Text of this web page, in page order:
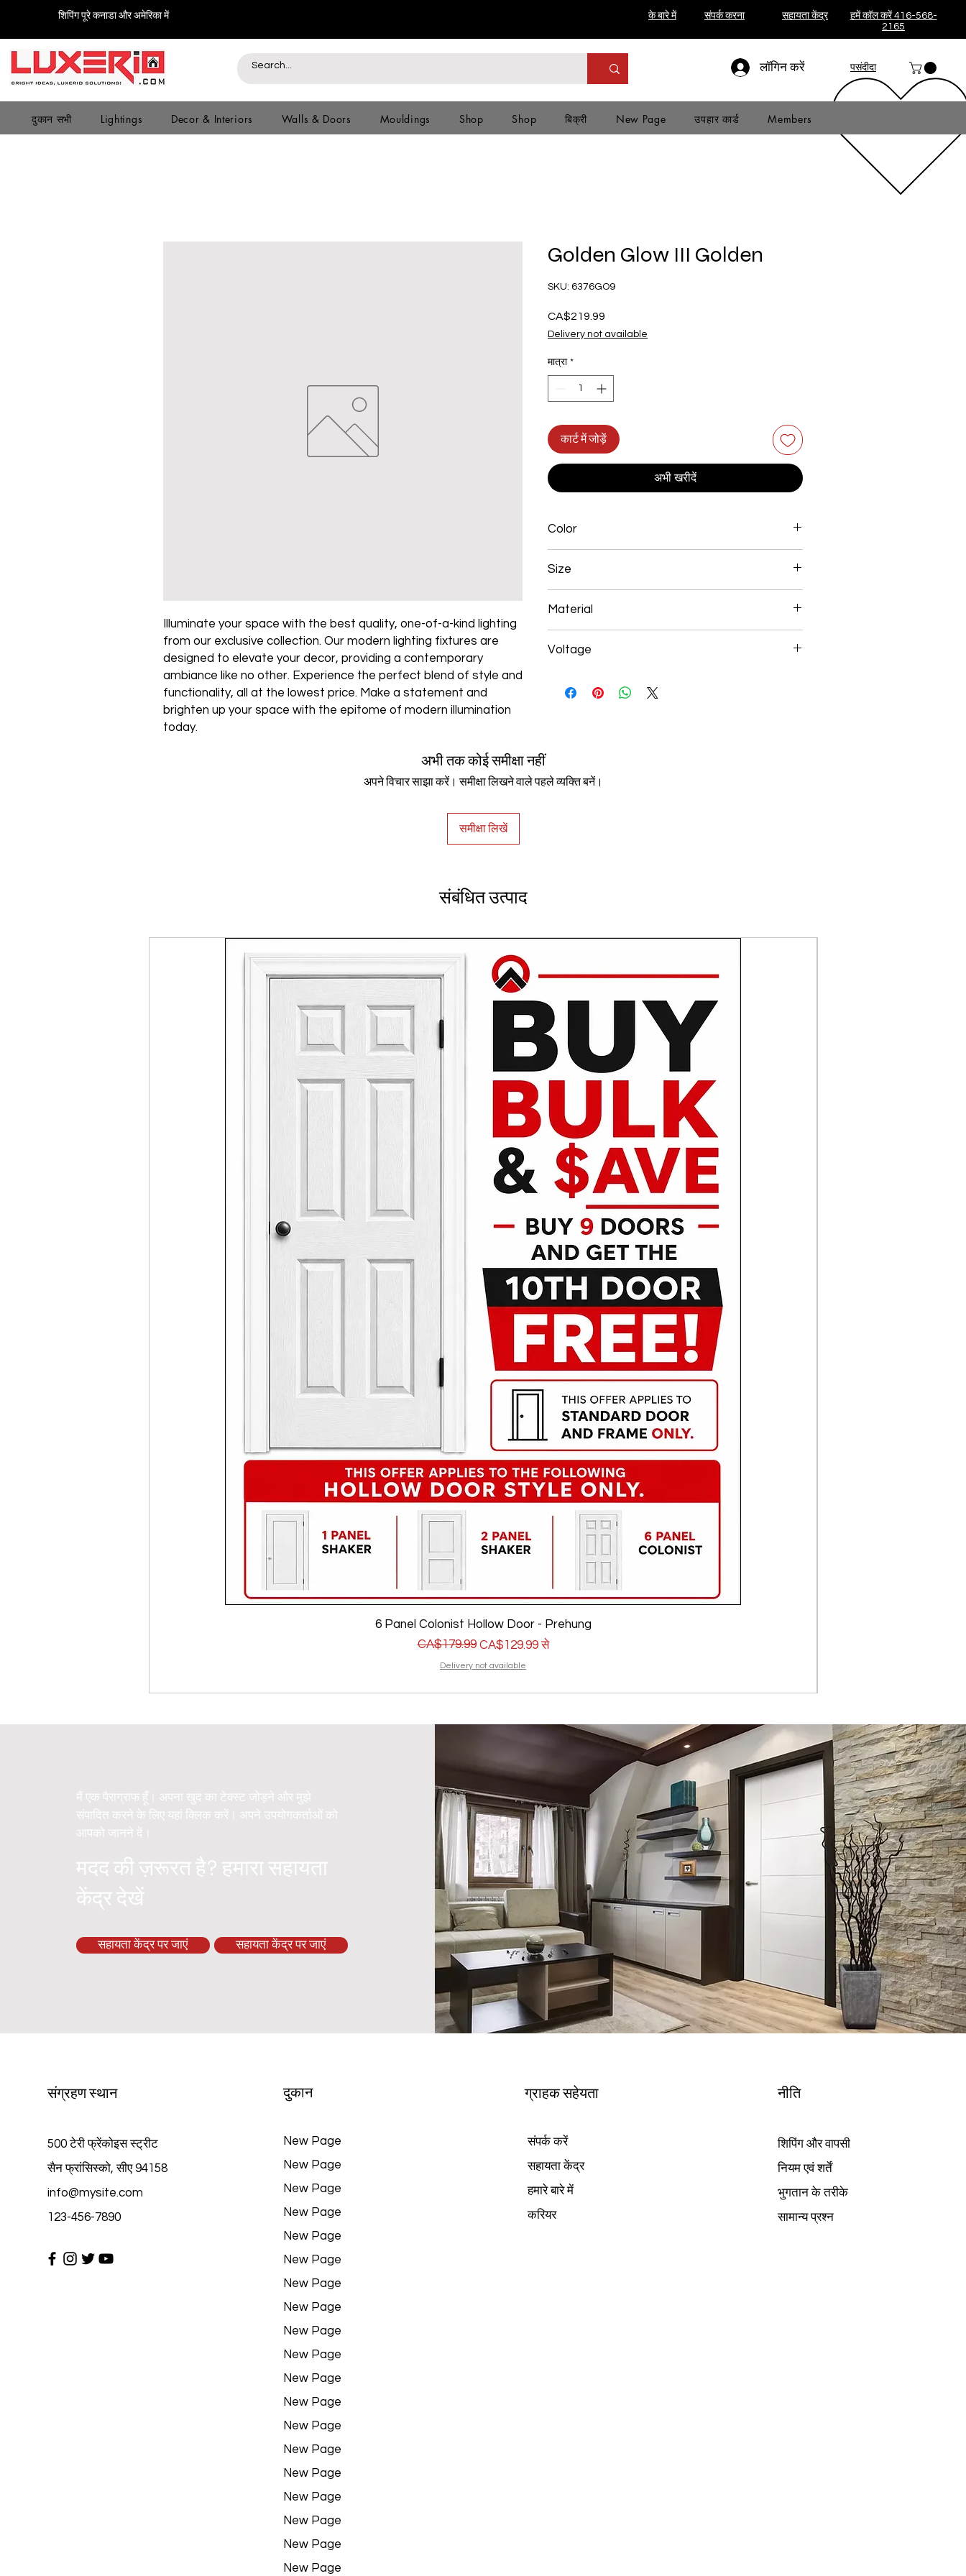
शिपिंग पूरे कनाडा और अमेरिका में के बारे में संपर्क करना सहायता केंद्र
हमें कॉल करें 416-568-
2165
लॉगिन करें पसंदीदा
दुकान सभी Lightings Decor & Interiors Walls & Doors Mouldings Shop Shop बिक्री New Page उपहार कार्ड Members
Illuminate your space with the best quality, one-of-a-kind lighting
from our exclusive collection. Our modern lighting fixtures are
designed to elevate your decor, providing a contemporary
ambiance like no other. Experience the perfect blend of style and
functionality, all at the lowest price. Make a statement and
brighten up your space with the epitome of modern illumination
today.
Golden Glow III Golden
SKU: 6376GO9
CA$219.99
Delivery not available
मात्रा *
कार्ट में जोड़ें
अभी खरीदें
Color
Size
Material
Voltage
अभी तक कोई समीक्षा नहीं
अपने विचार साझा करें। समीक्षा लिखने वाले पहले व्यक्ति बनें।
समीक्षा लिखें
संबंधित उत्पाद
6 Panel Colonist Hollow Door - Prehung
नियमित मूल्य
CA$179.99 CA$129.99से
बिक्री मूल्य
Delivery not available
मैं एक पैराग्राफ हूँ। अपना खुद का टेक्स्ट जोड़ने और मुझे
संपादित करने के लिए यहां क्लिक करें। अपने उपयोगकर्ताओं को
आपको जानने दें।
मदद की ज़रूरत है? हमारा सहायता
केंद्र देखें
सहायता केंद्र पर जाएं सहायता केंद्र पर जाएं
संग्रहण स्थान
500 टेरी फ्रेंकोइस स्ट्रीट
सैन फ्रांसिस्को, सीए 94158
info@mysite.com
123-456-7890
दुकान
New Page
New Page
New Page
New Page
New Page
New Page
New Page
New Page
New Page
New Page
New Page
New Page
New Page
New Page
New Page
New Page
New Page
New Page
New Page
ग्राहक सहेयता
संपर्क करें
सहायता केंद्र
हमारे बारे में
करियर
नीति
शिपिंग और वापसी
नियम एवं शर्तें
भुगतान के तरीके
सामान्य प्रश्न